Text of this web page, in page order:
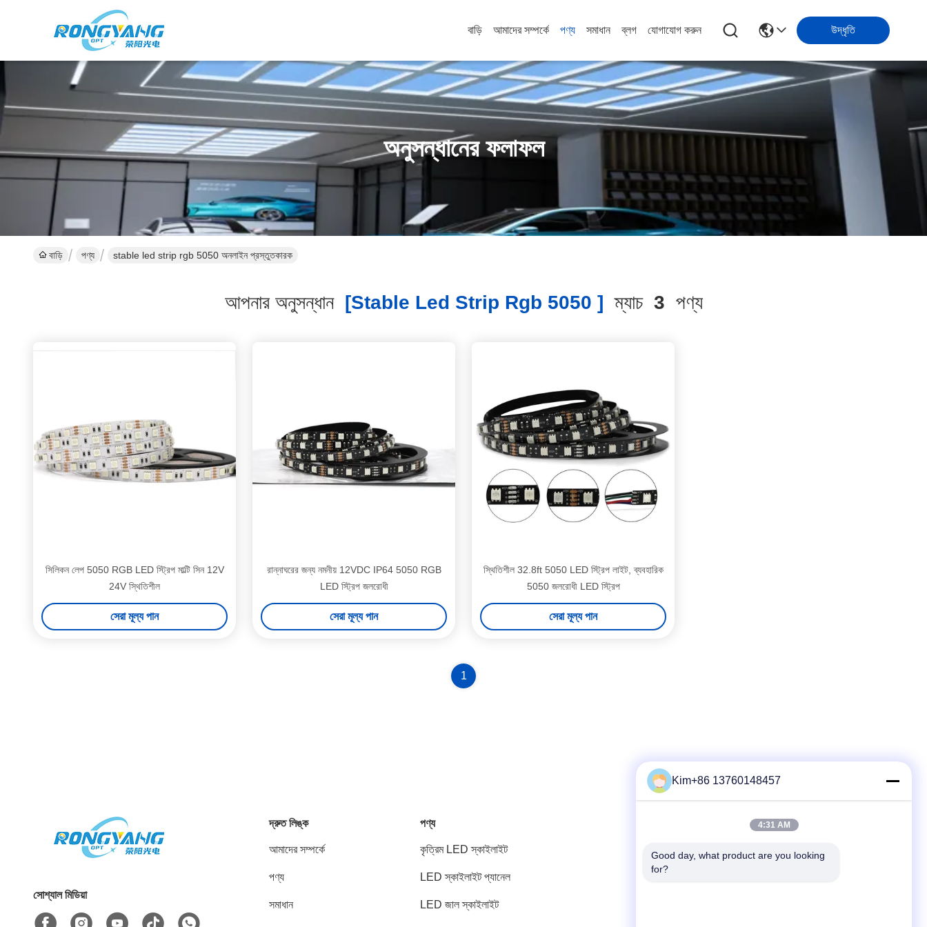
বাড়ি আমাদের সম্পর্কে পণ্য সমাধান ব্লগ যোগাযোগ করুন উদ্ধৃতি
অনুসন্ধানের ফলাফল
বাড়ি পণ্য stable led strip rgb 5050 অনলাইন প্রস্তুতকারক
আপনার অনুসন্ধান[stable Led Strip Rgb 5050 ] ম্যাচ 3 পণ্য
সিলিকন লেপ 5050 RGB LED স্ট্রিপ মাল্টি সিন 12V
24V স্থিতিশীল
সেরা মূল্য পান
রান্নাঘরের জন্য নমনীয় 12VDC IP64 5050 RGB
LED স্ট্রিপ জলরোধী
সেরা মূল্য পান
স্থিতিশীল 32.8ft 5050 LED স্ট্রিপ লাইট, ব্যবহারিক
5050 জলরোধী LED স্ট্রিপ
সেরা মূল্য পান
1
সোশ্যাল মিডিয়া
দ্রুত লিঙ্ক
আমাদের সম্পর্কে
পণ্য
সমাধান
পণ্য
কৃত্রিম LED স্কাইলাইট
LED স্কাইলাইট প্যানেল
LED জাল স্কাইলাইট
টেলিফোন:
Kim+86 13760148457
4:31 AM
Good day, what product are you looking
for?